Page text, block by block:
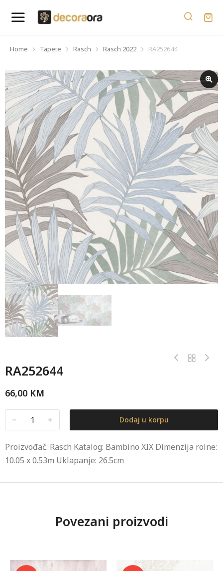
You are here:
Home Tapete Rasch Rasch 2022 RA252644
RA252644
66,00 KM
﹣ ﹢ Dodaj u korpu
Proizvođač: Rasch Katalog: Bambino XIX Dimenzija rolne:
10.05 x 0.53m Uklapanje: 26.5cm
Povezani proizvodi